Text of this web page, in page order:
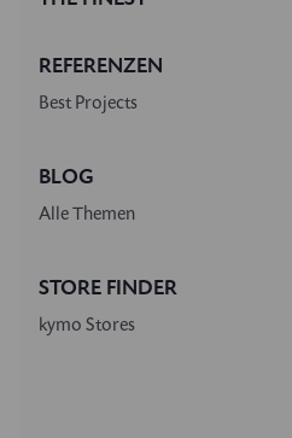
REFERENZEN
Best Projects
BLOG
Alle Themen
STORE FINDER
kymo Stores